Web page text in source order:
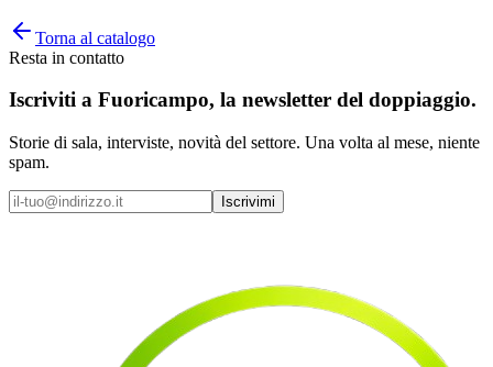
Torna al catalogo
Resta in contatto
Iscriviti a Fuoricampo, la newsletter del doppiaggio.
Storie di sala, interviste, novità del settore. Una volta al mese, niente
spam.
Iscrivimi